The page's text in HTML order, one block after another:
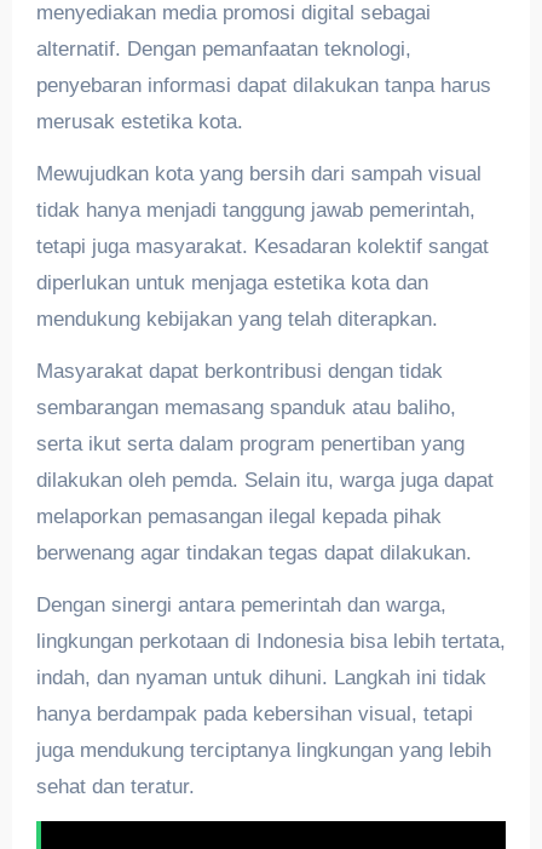
menyediakan media promosi digital sebagai
alternatif. Dengan pemanfaatan teknologi,
penyebaran informasi dapat dilakukan tanpa harus
merusak estetika kota.
Mewujudkan kota yang bersih dari sampah visual
tidak hanya menjadi tanggung jawab pemerintah,
tetapi juga masyarakat. Kesadaran kolektif sangat
diperlukan untuk menjaga estetika kota dan
mendukung kebijakan yang telah diterapkan.
Masyarakat dapat berkontribusi dengan tidak
sembarangan memasang spanduk atau baliho,
serta ikut serta dalam program penertiban yang
dilakukan oleh pemda. Selain itu, warga juga dapat
melaporkan pemasangan ilegal kepada pihak
berwenang agar tindakan tegas dapat dilakukan.
Dengan sinergi antara pemerintah dan warga,
lingkungan perkotaan di Indonesia bisa lebih tertata,
indah, dan nyaman untuk dihuni. Langkah ini tidak
hanya berdampak pada kebersihan visual, tetapi
juga mendukung terciptanya lingkungan yang lebih
sehat dan teratur.